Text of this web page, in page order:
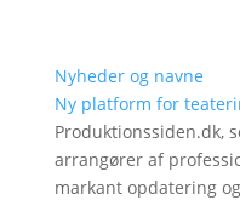
Nyheder og navne
Ny platform for
Produktionssiden.dk,
arrangører af
markant opdatering